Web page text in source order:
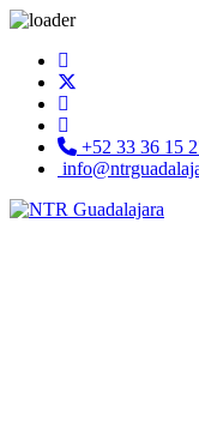
+52 33 36 15